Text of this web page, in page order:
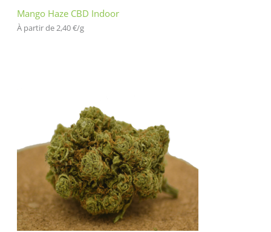
Mango Haze CBD Indoor
À partir de 2,40€/g